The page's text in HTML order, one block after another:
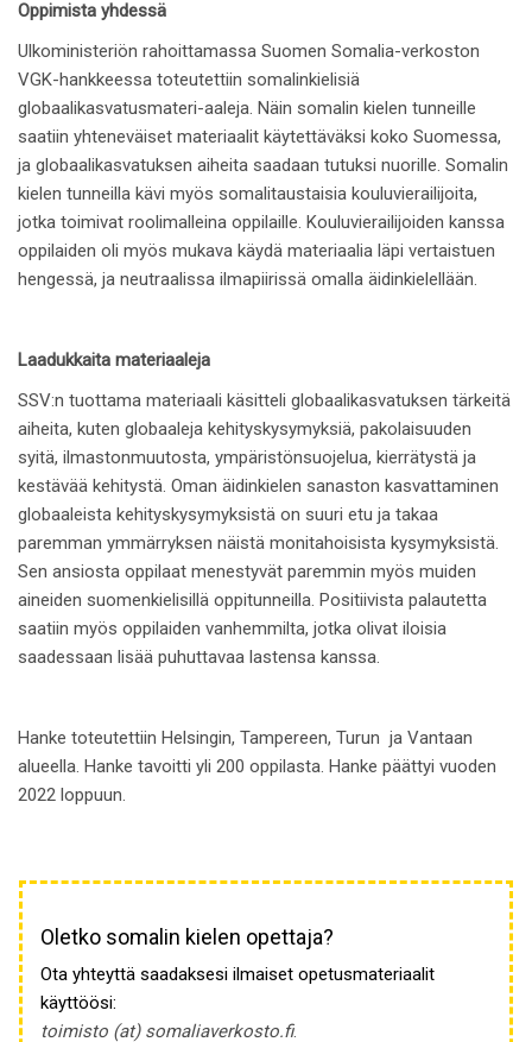
Oppimista yhdessä
Ulkoministeriön rahoittamassa Suomen Somalia-verkoston
VGK-hankkeessa toteutettiin somalinkielisiä
globaalikasvatusmateri-aaleja. Näin somalin kielen tunneille
saatiin yhteneväiset materiaalit käytettäväksi koko Suomessa,
ja globaalikasvatuksen aiheita saadaan tutuksi nuorille. Somalin
kielen tunneilla kävi myös somalitaustaisia kouluvierailijoita,
jotka toimivat roolimalleina oppilaille. Kouluvierailijoiden kanssa
oppilaiden oli myös mukava käydä materiaalia läpi vertaistuen
hengessä, ja neutraalissa ilmapiirissä omalla äidinkielellään.
Laadukkaita materiaaleja
SSV:n tuottama materiaali käsitteli globaalikasvatuksen tärkeitä
aiheita, kuten globaaleja kehityskysymyksiä, pakolaisuuden
syitä, ilmastonmuutosta, ympäristönsuojelua, kierrätystä ja
kestävää kehitystä. Oman äidinkielen sanaston kasvattaminen
globaaleista kehityskysymyksistä on suuri etu ja takaa
paremman ymmärryksen näistä monitahoisista kysymyksistä.
Sen ansiosta oppilaat menestyvät paremmin myös muiden
aineiden suomenkielisillä oppitunneilla. Positiivista palautetta
saatiin myös oppilaiden vanhemmilta, jotka olivat iloisia
saadessaan lisää puhuttavaa lastensa kanssa.
Hanke toteutettiin Helsingin, Tampereen, Turun ja Vantaan
alueella. Hanke tavoitti yli 200 oppilasta. Hanke päättyi vuoden
2022 loppuun.
Oletko somalin kielen opettaja?
Ota yhteyttä saadaksesi ilmaiset opetusmateriaalit
käyttöösi:
toimisto (at) somaliaverkosto.fi.